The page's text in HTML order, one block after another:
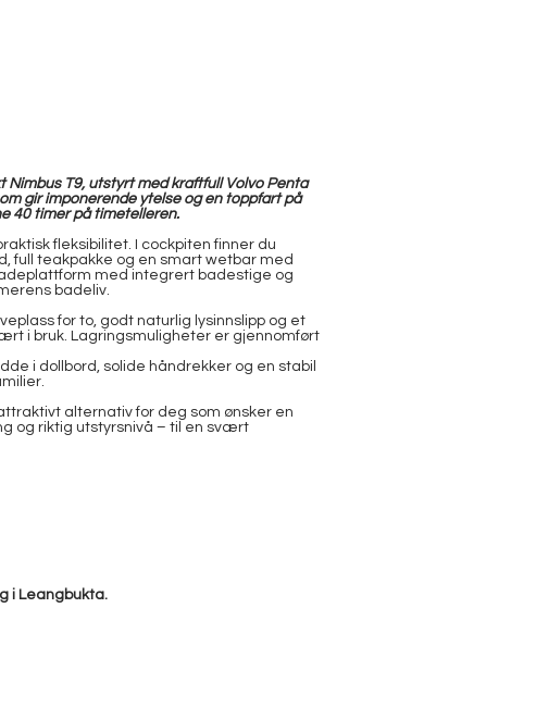
T9, utstyrt med kraftfull Volvo Penta
gir imponerende ytelse og en toppfart på
40 timer på timetelleren.
fleksibilitet. I cockpiten finner du
full teakpakke og en smart wetbar med
med integrert badestige og
badeliv.
for to, godt naturlig lysinnslipp og et
i bruk. Lagringsmuligheter er gjennomført
i dollbord, solide håndrekker og en stabil
alternativ for deg som ønsker en
og riktig utstyrsnivå – til en svært
i Leangbukta.